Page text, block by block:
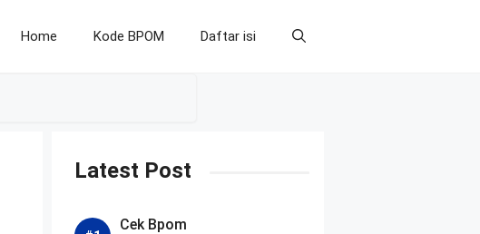
Home Kode BPOM Daftar isi
Latest Post
Cek Bpom